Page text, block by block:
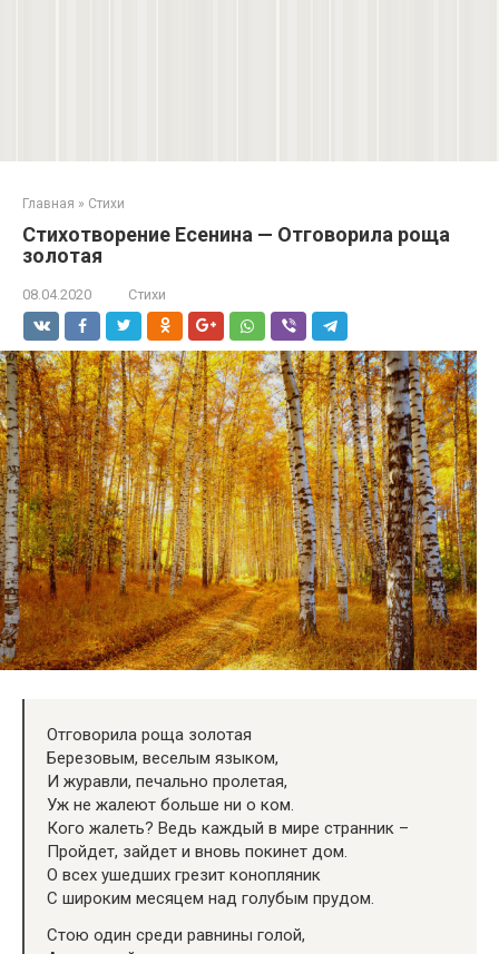
Главная » Стихи
Стихотворение Есенина — Отговорила роща
золотая
08.04.2020 Стихи
Отговорила роща золотая
Березовым, веселым языком,
И журавли, печально пролетая,
Уж не жалеют больше ни о ком.
Кого жалеть? Ведь каждый в мире странник –
Пройдет, зайдет и вновь покинет дом.
О всех ушедших грезит конопляник
С широким месяцем над голубым прудом.
Стою один среди равнины голой,